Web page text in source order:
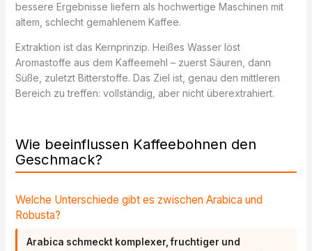
bessere Ergebnisse liefern als hochwertige Maschinen mit
altem, schlecht gemahlenem Kaffee.
Extraktion ist das Kernprinzip. Heißes Wasser löst
Aromastoffe aus dem Kaffeemehl – zuerst Säuren, dann
Süße, zuletzt Bitterstoffe. Das Ziel ist, genau den mittleren
Bereich zu treffen: vollständig, aber nicht überextrahiert.
Wie beeinflussen Kaffeebohnen den
Geschmack?
Welche Unterschiede gibt es zwischen Arabica und
Robusta?
Arabica schmeckt komplexer, fruchtiger und